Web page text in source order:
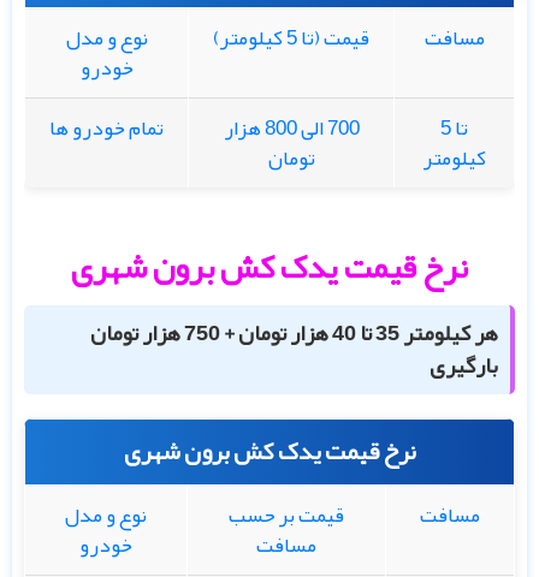
مسافت قیمت (تا 5 کیلومتر) نوع و مدل
خودرو
تا 5
کیلومتر
700 الی 800 هزار
تومان
تمام خودرو ها
نرخ قیمت یدک کش برون شهری
هر کیلومتر 35 تا 40 هزار تومان + 750 هزار تومان
بارگیری
نرخ قیمت یدک کش برون شهری
مسافت قیمت بر حسب
مسافت
نوع و مدل
خودرو